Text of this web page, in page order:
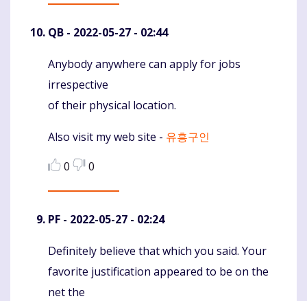
QB - 2022-05-27 - 02:44
Komentaras
Anybody anywhere can apply for jobs
irrespective
of their physical location.
Also visit my web site - 유흥구인
0
0
PF - 2022-05-27 - 02:24
Komentaras
Definitely believe that which you said. Your
favorite justification appeared to be on the
net the